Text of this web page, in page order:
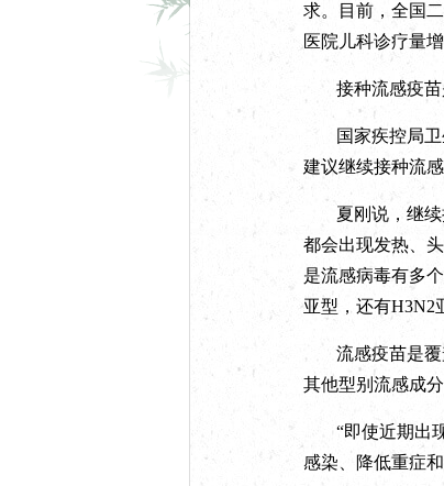
求。
目前，全国
医院儿科诊疗量
接种流感疫
国家疾控局
建议继续接种流感
夏刚说，继
都会出现发热、
是流感病毒有多
亚型，还有H3N2
流感疫苗是
其他型别流感成
“即使近期出
感染、降低重症